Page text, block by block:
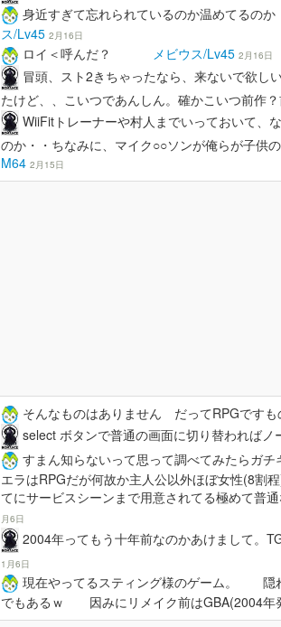
身近すぎて忘れられているのか温めてるの
ス/Lv45 2月16日
ロイ＜呼んだ？ メビウス/Lv45 2月16日
冒頭、スト2きちゃったなら、来ないで欲し
たけど、、こいつであんしん。確かこいつ前作
WiiFitトレーナーや村人までいっておいて、
のか・・ちなみに、マイク○○ソンが俺らが子供
M64 2月15日
そんなものはありません だってRPGです
select ボタンで普通の画面に切り替われば
すまん知らないって思って調べてみたら
エラはRPGだが何故か主人公以外ほぼ女性(8割
てにサービスシーンまで用意されてる極めて普
月6日
2004年ってもう十年前なのかあけまして。
1月6日
現在やってるスティング様のゲーム。 隠
でもあるｗ 因みにリメイク前はGBA(2004年